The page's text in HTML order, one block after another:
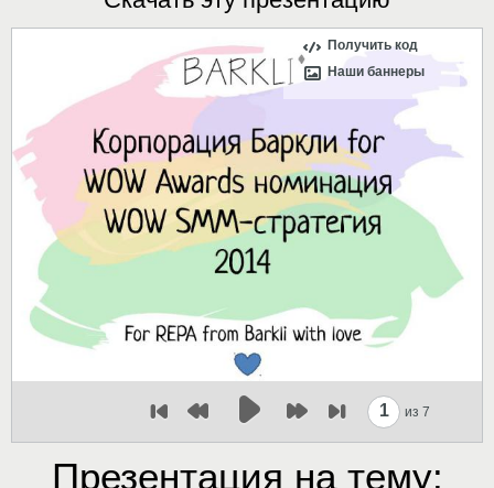
Получить код
Наши баннеры
1 из 7
Презентация на тему: